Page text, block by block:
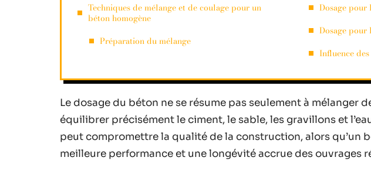
Techniques de mélange et de coulage pour un
béton homogène
Préparation du mélange
Dosage pour
Dosage pour
Influence
Le dosage du béton ne se résume pas seulement à mélanger
équilibrer précisément le ciment, le sable, les gravillons et
peut compromettre la qualité de la construction, alors qu’un
meilleure performance et une longévité accrue des ouvrages